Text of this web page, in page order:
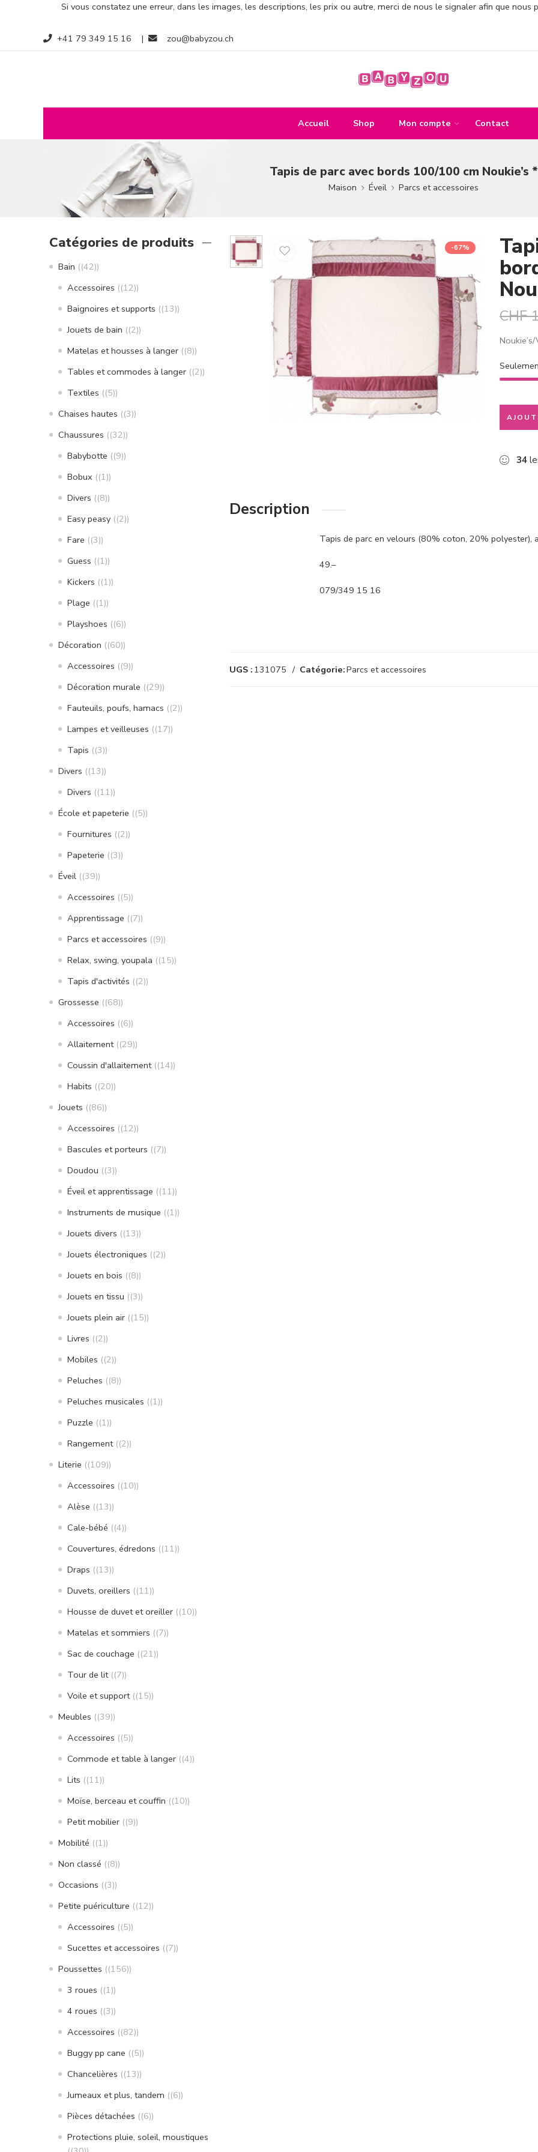
Si vous constatez une erreur, dans les images, les descriptions, les prix ou autre, merci de nous le signaler afin que nous
+41 79 349 15 16 | zou@babyzou.ch
Accueil Shop Mon compte Contact
Tapis de parc avec bords 100/100 cm Noukie’s *
Maison Éveil Parcs et accessoires
-67%
CHF
34
Description
Tapis de parc en velours (80% coton, 20% polyester),
49.–
079/349 15 16
UGS : 131075 Catégorie:Parcs et accessoires
Catégories de produits
Bain (42)
Accessoires (12)
Baignoires et supports (13)
Jouets de bain (2)
Matelas et housses à langer (8)
Tables et commodes à langer (2)
Textiles (5)
Chaises hautes (3)
Chaussures (32)
Babybotte (9)
Bobux (1)
Divers (8)
Easy peasy (2)
Fare (3)
Guess (1)
Kickers (1)
Plage (1)
Playshoes (6)
Décoration (60)
Accessoires (9)
Décoration murale (29)
Fauteuils, poufs, hamacs (2)
Lampes et veilleuses (17)
Tapis (3)
Divers (13)
Divers (11)
École et papeterie (5)
Fournitures (2)
Papeterie (3)
Éveil (39)
Accessoires (5)
Apprentissage (7)
Parcs et accessoires (9)
Relax, swing, youpala (15)
Tapis d'activités (2)
Grossesse (68)
Accessoires (6)
Allaitement (29)
Coussin d'allaitement (14)
Habits (20)
Jouets (86)
Accessoires (12)
Bascules et porteurs (7)
Doudou (3)
Éveil et apprentissage (11)
Instruments de musique (1)
Jouets divers (13)
Jouets électroniques (2)
Jouets en bois (8)
Jouets en tissu (3)
Jouets plein air (15)
Livres (2)
Mobiles (2)
Peluches (8)
Peluches musicales (1)
Puzzle (1)
Rangement (2)
Literie (109)
Accessoires (10)
Alèse (13)
Cale-bébé (4)
Couvertures, édredons (11)
Draps (13)
Duvets, oreillers (11)
Housse de duvet et oreiller (10)
Matelas et sommiers (7)
Sac de couchage (21)
Tour de lit (7)
Voile et support (15)
Meubles (39)
Accessoires (5)
Commode et table à langer (4)
Lits (11)
Moïse, berceau et couffin (10)
Petit mobilier (9)
Mobilité (1)
Non classé (8)
Occasions (3)
Petite puériculture (12)
Accessoires (5)
Sucettes et accessoires (7)
Poussettes (156)
3 roues (1)
4 roues (3)
Accessoires (82)
Buggy pp cane (5)
Chancelières (13)
Jumeaux et plus, tandem (6)
Pièces détachées (6)
Protections pluie, soleil, moustiques